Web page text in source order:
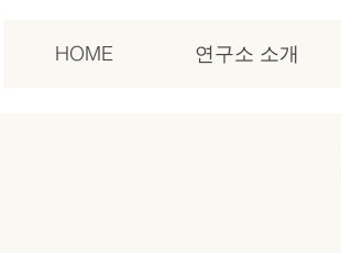
HOME 연구소 소개